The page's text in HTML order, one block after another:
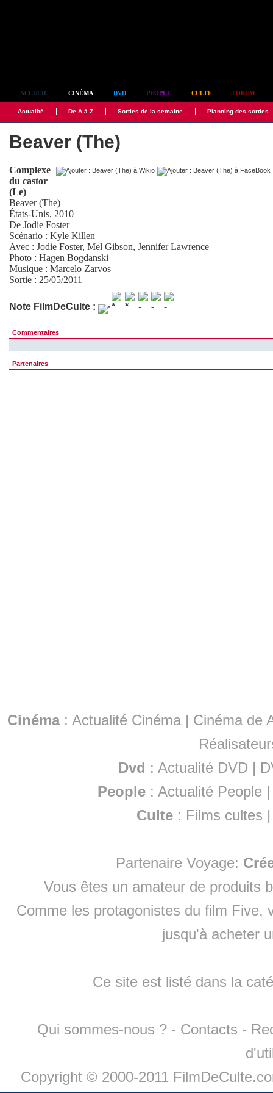
ACCUEIL CINÉMA DVD PEOPLE CULTE FORUM
Actualité De A à Z Sorties de la semaine Planning des sorties
Beaver (The)
Complexe
du castor
(Le)
Beaver (The)
États-Unis, 2010
De Jodie Foster
Scénario : Kyle Killen
Avec : Jodie Foster, Mel Gibson, Jennifer Lawrence
Photo : Hagen Bogdanski
Musique : Marcelo Zarvos
Sortie : 25/05/2011
Note FilmDeCulte :
Commentaires
Partenaires
Cinéma: Actualité Cinéma | Cinéma de
Dvd : Actualité DVD |
People :Actualité People
Culte : Films cultes
Partenaire Voyage:
Vous êtes un amateur de produits
Comme les protagonistes du film Five,
jusqu'à acheter
Ce site est listé dans la
Qui sommes-nous ? - Contacts -
Copyright © 2000-2011